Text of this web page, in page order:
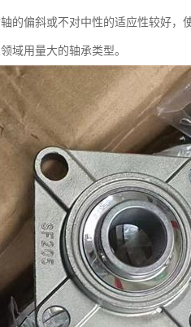
的偏斜或不对中性的适应性较好
域用量大的轴承类型。